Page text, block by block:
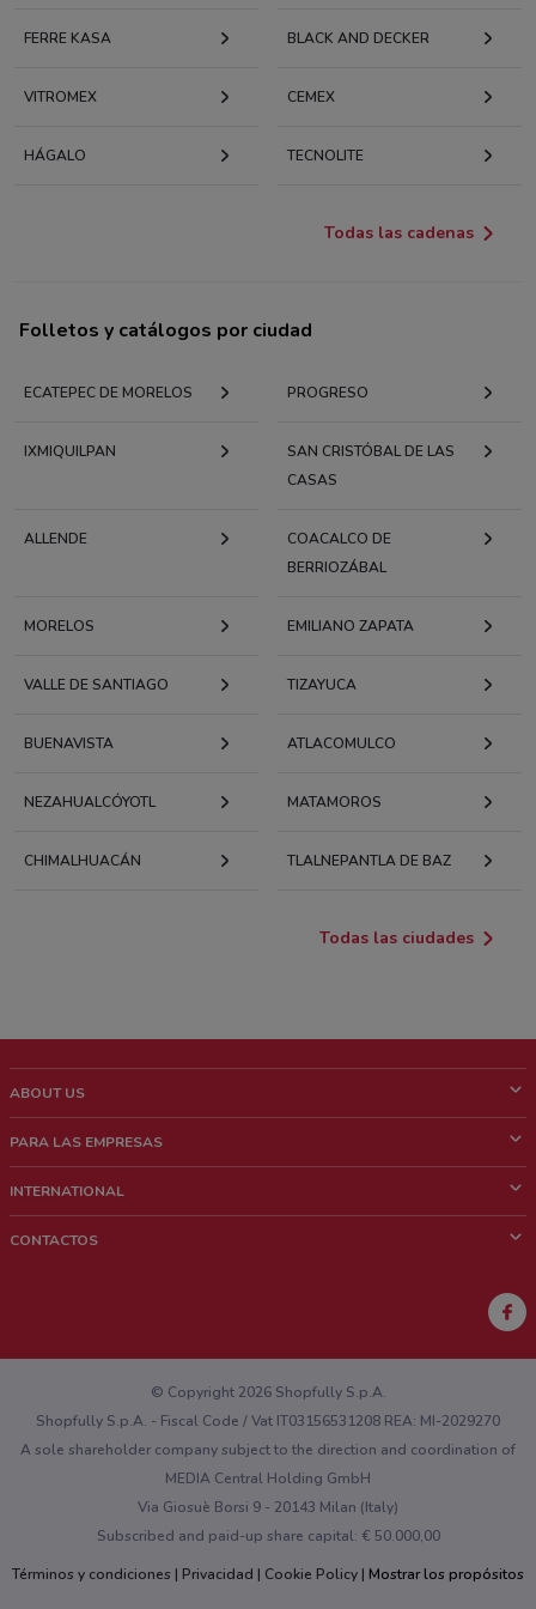
FERRE KASA BLACK AND DECKER
VITROMEX CEMEX
HÁGALO TECNOLITE
Todas las cadenas
Folletos y catálogos por ciudad
ECATEPEC DE MORELOS PROGRESO
IXMIQUILPAN
SAN CRISTÓBAL DE LAS
CASAS
ALLENDE
COACALCO DE
BERRIOZÁBAL
MORELOS EMILIANO ZAPATA
VALLE DE SANTIAGO TIZAYUCA
BUENAVISTA ATLACOMULCO
NEZAHUALCÓYOTL MATAMOROS
CHIMALHUACÁN TLALNEPANTLA DE BAZ
Todas las ciudades
ABOUT US
¿Quiénes Somos?
Trabaja con nosotros
PARA LAS EMPRESAS
Contacto comercial
INTERNATIONAL
CONTACTOS
¿Encontraste un problema en la web o en la aplicación?
© Copyright 2026 Shopfully S.p.A.
Shopfully S.p.A. - Fiscal Code / Vat IT03156531208 REA: MI-2029270
A sole shareholder company subject to the direction and coordination of
MEDIA Central Holding GmbH
Via Giosuè Borsi 9 - 20143 Milan (Italy)
Subscribed and paid-up share capital: € 50.000,00
Términos y condiciones
Privacidad Cookie Policy Mostrar los propósitos